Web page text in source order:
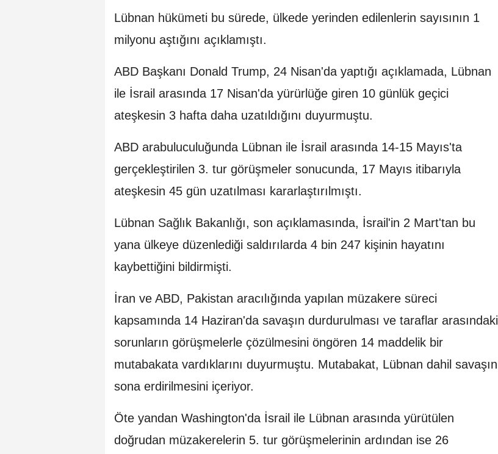
Lübnan hükümeti bu sürede, ülkede yerinden edilenlerin sayısının 1
milyonu aştığını açıklamıştı.
ABD Başkanı Donald Trump, 24 Nisan'da yaptığı açıklamada, Lübnan
ile İsrail arasında 17 Nisan'da yürürlüğe giren 10 günlük geçici
ateşkesin 3 hafta daha uzatıldığını duyurmuştu.
ABD arabuluculuğunda Lübnan ile İsrail arasında 14-15 Mayıs'ta
gerçekleştirilen 3. tur görüşmeler sonucunda, 17 Mayıs itibarıyla
ateşkesin 45 gün uzatılması kararlaştırılmıştı.
Lübnan Sağlık Bakanlığı, son açıklamasında, İsrail'in 2 Mart'tan bu
yana ülkeye düzenlediği saldırılarda 4 bin 247 kişinin hayatını
kaybettiğini bildirmişti.
İran ve ABD, Pakistan aracılığında yapılan müzakere süreci
kapsamında 14 Haziran'da savaşın durdurulması ve taraflar arasındaki
sorunların görüşmelerle çözülmesini öngören 14 maddelik bir
mutabakata vardıklarını duyurmuştu. Mutabakat, Lübnan dahil savaşın
sona erdirilmesini içeriyor.
Öte yandan Washington'da İsrail ile Lübnan arasında yürütülen
doğrudan müzakerelerin 5. tur görüşmelerinin ardından ise 26